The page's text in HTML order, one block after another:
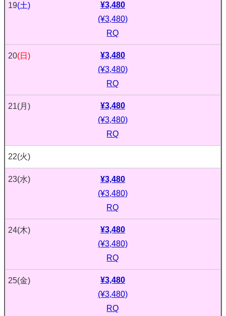
19(土)
¥3,480
(¥3,480)
RQ
20(日)
¥3,480
(¥3,480)
RQ
21(月)
¥3,480
(¥3,480)
RQ
22(火)
23(水)
¥3,480
(¥3,480)
RQ
24(木)
¥3,480
(¥3,480)
RQ
25(金)
¥3,480
(¥3,480)
RQ